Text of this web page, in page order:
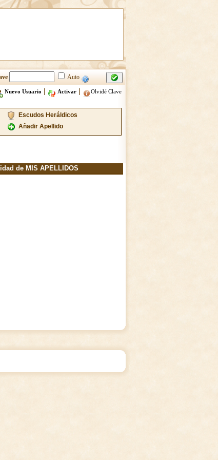
Auto
Nuevo Usuario | Activar| Olvidé Clave
Escudos Heráldicos
Añadir Apellido
de MIS APELLIDOS